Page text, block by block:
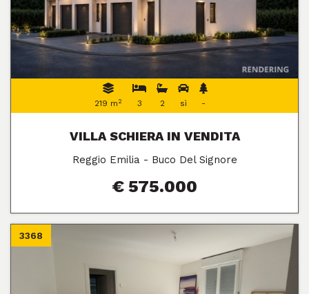
219 m 2 3 2 sì -
VILLA SCHIERA IN VENDITA
Reggio Emilia - Buco Del Signore
€ 575.000
3368